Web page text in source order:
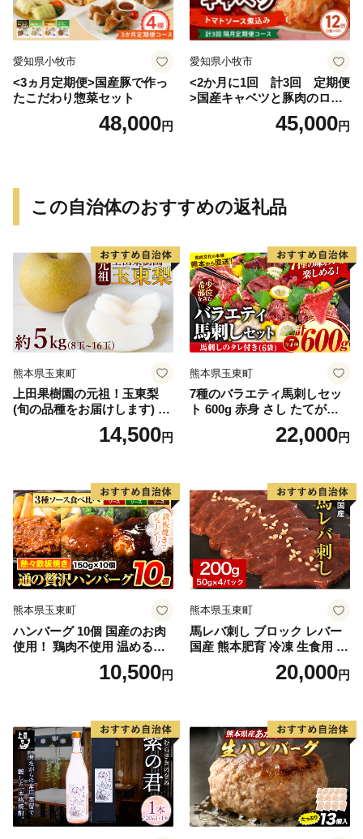
愛知県小牧市
<3ヵ月定期便>国産豚で作っ
たこだわり惣菜セット
48,000円
愛知県小牧市
<2か月に1回 計3回 定期便
>国産キャベツと豚肉のロー
ルキャベツ（6P入り）
45,000円
この自治体のおすすめの返礼品
熊本県玉東町
上田果樹園の元祖！玉東梨
(旬の品種をお届けします) 約
5kg(8玉-16玉) 熊本県玉名郡
玉東町 なし 果物 スイーツ デ
14,500円
熊本県玉東町
7種のバラエティ馬刺しセッ
ト 600g 赤身 さし たてがみ
コーネ 馬トロ7種のバラエテ
ィ馬刺しセット 600g《2027
ロ 馬ひも レバー ハツ 国産
熊本肥育 冷凍 生食用 肉 絶品
牛肉よりヘルシー 馬肉 熊本
県玉東町 送料無料 馬ひも レ
バー ハツ 国産 熊本肥育 冷凍
生食用 肉 絶品 馬肉 熊本県玉
東町 送料無料
22,000円
熊本県玉東町
ハンバーグ 10個 国産のお肉
使用！ 鶏肉不使用 温めるだ
け 「通の贅沢ハンバーグ」3
種ソース食べ比べ《7-14日以
10,500円
熊本県玉東町
馬レバ刺し ブロック レバー
国産 熊本肥育 冷凍 生食用 た
れ付き(10ml×2袋) 50g×4パッ
ク 馬レバ刺し ブロック レバ
ック《10月上旬-12月末頃出
荷》 肉 絶品 牛肉よりヘルシ
ー 馬肉 予約 小分け 平成27年
28年 農林水産大臣賞受賞 熊
本県玉東町 肉 絶品 牛肉より
ヘルシー 馬肉 予約 小分け 平
成27年28年 農林水産大臣賞
受賞 熊本県玉東町
20,000円